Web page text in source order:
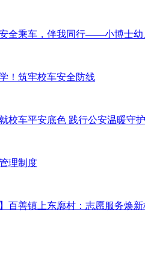
安全乘车，伴我同行——小博士
！筑牢校车安全防线
校车平安底色 践行公安温暖守护
理制度
】百善镇上东廓村：志愿服务焕